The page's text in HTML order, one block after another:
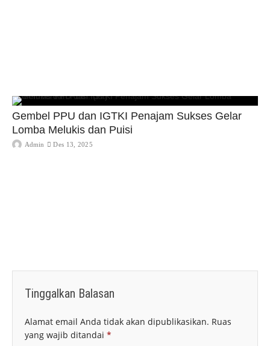
Gembel PPU dan IGTKI Penajam Sukses Gelar
Lomba Melukis dan Puisi
Admin Des 13, 2025
Tinggalkan Balasan
Alamat email Anda tidak akan dipublikasikan. Ruas
yang wajib ditandai *